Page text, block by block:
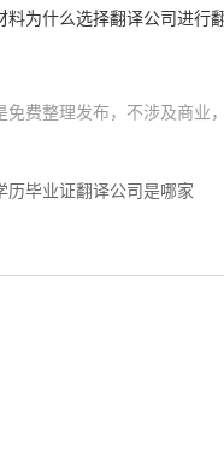
料为什么选择翻译公司进行
费整理发布，不涉及商业
历毕业证翻译公司是哪家